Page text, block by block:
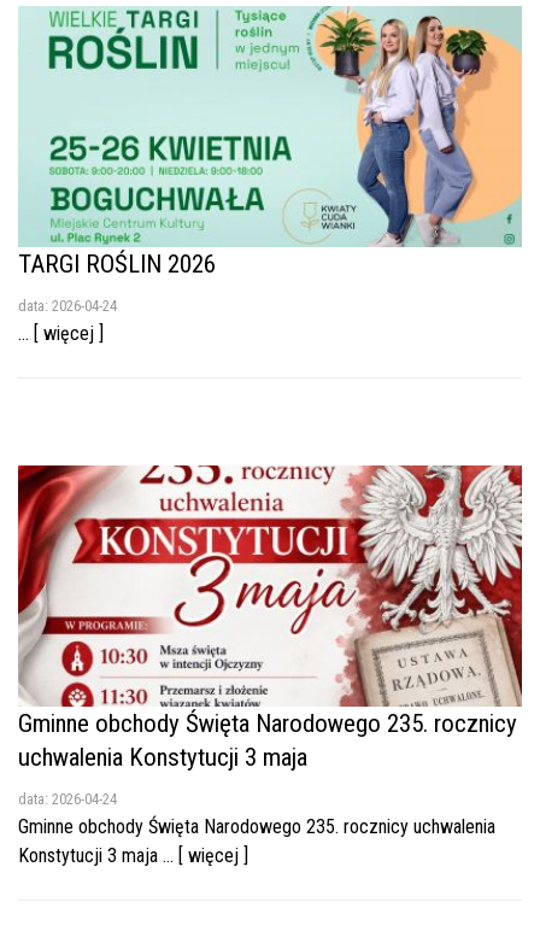
TARGI ROŚLIN 2026
data: 2026-04-24
... [ więcej ]
Gminne obchody Święta Narodowego 235. rocznicy
uchwalenia Konstytucji 3 maja
data: 2026-04-24
Gminne obchody Święta Narodowego 235. rocznicy uchwalenia
Konstytucji 3 maja ... [ więcej ]